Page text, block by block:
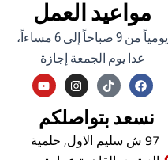
مواعيد العمل
يومياً من 9 صباحاً إلى 6 مساءاً،
عدا يوم الجمعة إجازة
F
a
c
e
b
o
o
I
n
s
t
a
g
r
Y
o
u
t
u
b
e
نسعد بتواصلكم
97 ش سليم الاول, حلمية